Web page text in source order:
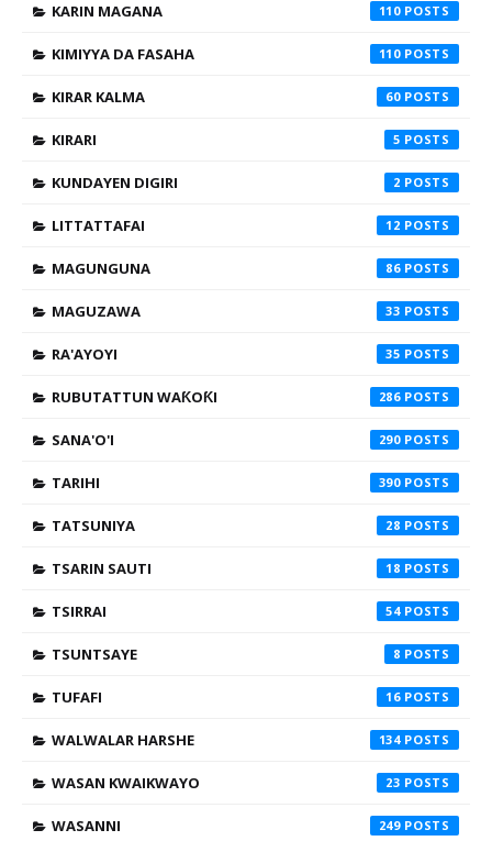
KARIN MAGANA 110
KIMIYYA DA FASAHA 110
KIRAR KALMA 60
KIRARI 5
KUNDAYEN DIGIRI 2
LITTATTAFAI 12
MAGUNGUNA 86
MAGUZAWA 33
RA'AYOYI 35
RUBUTATTUN WAƘOƘI 286
SANA'O'I 290
TARIHI 390
TATSUNIYA 28
TSARIN SAUTI 18
TSIRRAI 54
TSUNTSAYE 8
TUFAFI 16
WALWALAR HARSHE 134
WASAN KWAIKWAYO 23
WASANNI 249